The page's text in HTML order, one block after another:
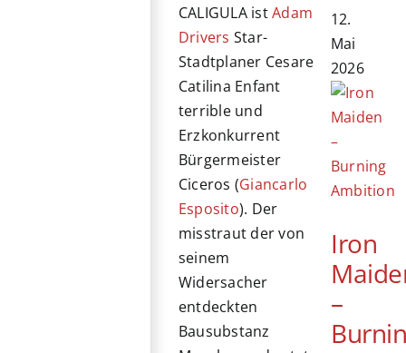
CALIGULA istAdam
Drivers Star-
Stadtplaner Cesare
Catilina Enfant
terrible und
Erzkonkurrent
Bürgermeister
Ciceros (Giancarlo
Esposito). Der
misstraut der von
seinem
Widersacher
entdeckten
Bausubstanz
12.
Mai
2026
Iron
–